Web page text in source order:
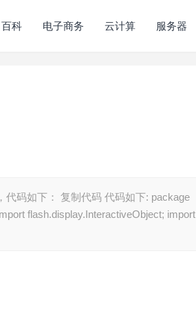
百科 电子商务 云计算 服务器
代码如下： 复制代码 代码如下: package
flash.display.InteractiveObject; import